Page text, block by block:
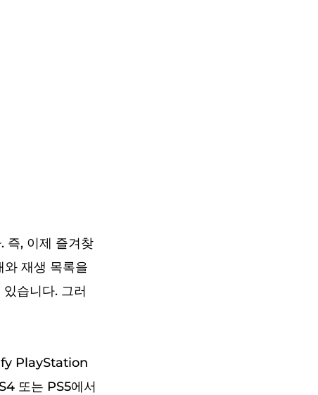
, 이제 즐겨찾
재생 목록을
습니다. 그러
PlayStation
또는 PS5에서